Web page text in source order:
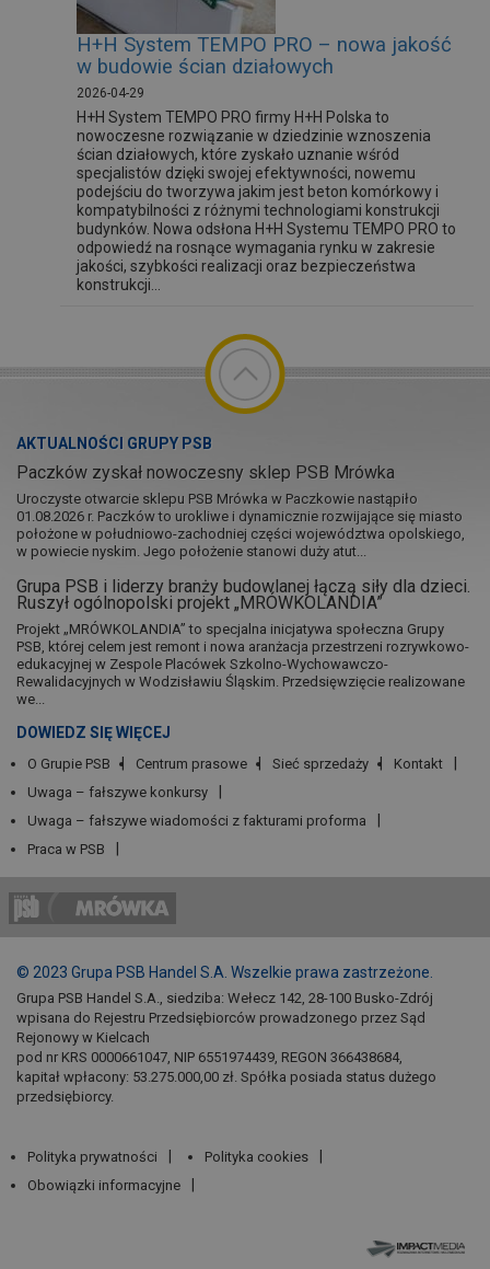
H+H System TEMPO PRO – nowa jakość
w budowie ścian działowych
2026-04-29
H+H System TEMPO PRO firmy H+H Polska to
nowoczesne rozwiązanie w dziedzinie wznoszenia
ścian działowych, które zyskało uznanie wśród
specjalistów dzięki swojej efektywności, nowemu
podejściu do tworzywa jakim jest beton komórkowy i
kompatybilności z różnymi technologiami konstrukcji
budynków. Nowa odsłona H+H Systemu TEMPO PRO to
odpowiedź na rosnące wymagania rynku w zakresie
jakości, szybkości realizacji oraz bezpieczeństwa
konstrukcji...
AKTUALNOŚCI GRUPY PSB
Paczków zyskał nowoczesny sklep PSB Mrówka
Uroczyste otwarcie sklepu PSB Mrówka w Paczkowie nastąpiło
01.08.2026 r. Paczków to urokliwe i dynamicznie rozwijające się miasto
położone w południowo-zachodniej części województwa opolskiego,
w powiecie nyskim. Jego położenie stanowi duży atut...
Grupa PSB i liderzy branży budowlanej łączą siły dla dzieci.
Ruszył ogólnopolski projekt „MRÓWKOLANDIA”
Projekt „MRÓWKOLANDIA” to specjalna inicjatywa społeczna Grupy
PSB, której celem jest remont i nowa aranżacja przestrzeni rozrywkowo-
edukacyjnej w Zespole Placówek Szkolno-Wychowawczo-
Rewalidacyjnych w Wodzisławiu Śląskim. Przedsięwzięcie realizowane
we...
DOWIEDZ SIĘ WIĘCEJ
O Grupie PSB Centrum prasowe Sieć sprzedaży
Kontakt
Uwaga – fałszywe konkursy
Uwaga – fałszywe wiadomości z fakturami proforma
Praca w PSB
© 2023 Grupa PSB Handel S.A. Wszelkie prawa zastrzeżone.
Grupa PSB Handel S.A., siedziba: Wełecz 142, 28-100 Busko-Zdrój
wpisana do Rejestru Przedsiębiorców prowadzonego przez Sąd
Rejonowy w Kielcach
pod nr KRS 0000661047, NIP 6551974439, REGON 366438684,
kapitał wpłacony: 53.275.000,00 zł. Spółka posiada status dużego
przedsiębiorcy.
Polityka prywatności
Polityka cookies
Obowiązki informacyjne